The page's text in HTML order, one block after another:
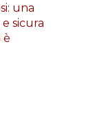
una
sicura
è